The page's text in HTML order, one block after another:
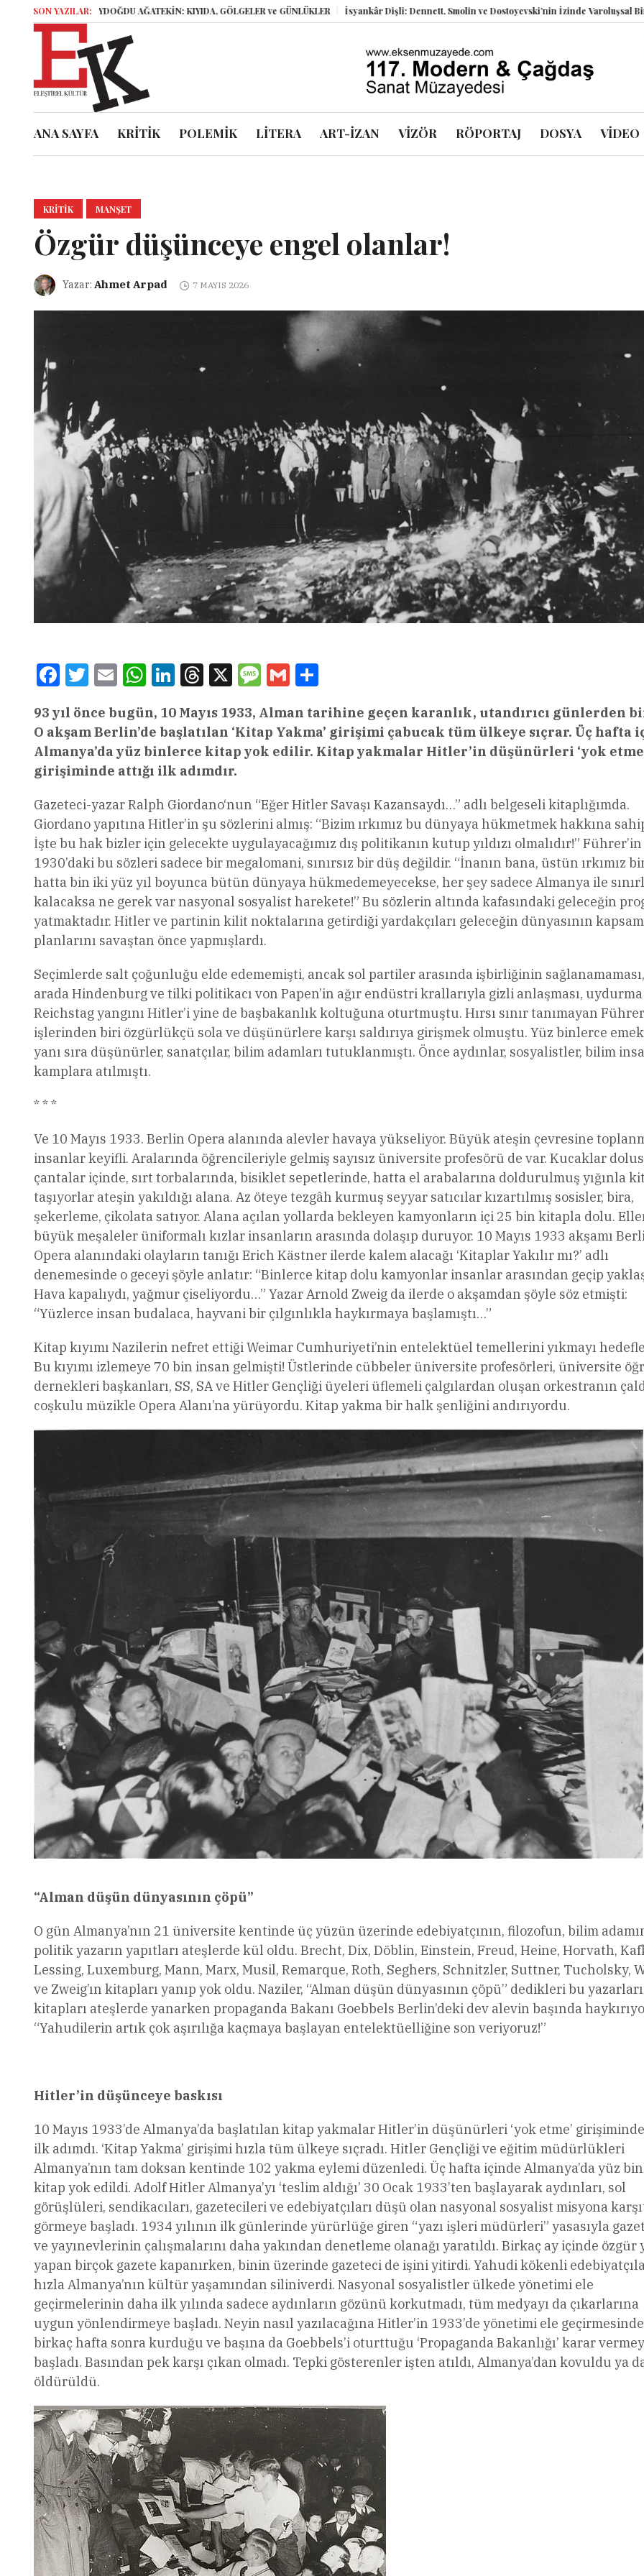
SON YAZILAR:
ELİF AYDOĞDU AĞATEKİN: KIYIDA, GÖLGELER ve GÜNLÜKLER İsyankâr Dişli: Dennett, Smolin ve Dostoyevski’nin İzinde Varoluşsal Bir Sentez
ANA SAYFA KRİTİK POLEMİK LİTERA ART-İZAN VİZÖR RÖPORTAJ DOSYA VİDEO
KRITIK MANŞET
Özgür düşünceye engel olanlar!
Yazar: Ahmet Arpad 7 MAYIS 2026
FacebookTwitterEmail WhatsAppLinkedInThreads
X Message
Gmail
93 yıl önce bugün, 10 Mayıs 1933, Alman tarihine geçen karanlık, utandırıcı günlerden
O akşam Berlin’de başlatılan ‘Kitap Yakma’ girişimi çabucak tüm ülkeye sıçrar. Üç hafta
Almanya’da yüz binlerce kitap yok edilir. Kitap yakmalar Hitler’in düşünürleri ‘yok
girişiminde attığı ilk adımdır.
Gazeteci-yazar Ralph Giordano‘nun “Eğer Hitler Savaşı Kazansaydı…” adlı belgeseli kitaplığımda.
Giordano yapıtına Hitler’in şu sözlerini almış: “Bizim ırkımız bu dünyaya hükmetmek hakkına
İşte bu hak bizler için gelecekte uygulayacağımız dış politikanın kutup yıldızı olmalıdır!” Führer’in
1930’daki bu sözleri sadece bir megalomani, sınırsız bir düş değildir. “İnanın bana, üstün ırkımız
hatta bin iki yüz yıl boyunca bütün dünyaya hükmedemeyecekse, her şey sadece Almanya ile
kalacaksa ne gerek var nasyonal sosyalist harekete!” Bu sözlerin altında kafasındaki geleceğin
yatmaktadır. Hitler ve partinin kilit noktalarına getirdiği yardakçıları geleceğin dünyasının
planlarını savaştan önce yapmışlardı.
Seçimlerde salt çoğunluğu elde edememişti, ancak sol partiler arasında işbirliğinin
arada Hindenburg ve tilki politikacı von Papen’in ağır endüstri krallarıyla gizli anlaşması, uydurma
Reichstag yangını Hitler’i yine de başbakanlık koltuğuna oturtmuştu. Hırsı sınır tanımayan
işlerinden biri özgürlükçü sola ve düşünürlere karşı saldırıya girişmek olmuştu. Yüz binlerce
yanı sıra düşünürler, sanatçılar, bilim adamları tutuklanmıştı. Önce aydınlar, sosyalistler, bilim
kamplara atılmıştı.
* * *
Ve 10 Mayıs 1933. Berlin Opera alanında alevler havaya yükseliyor. Büyük ateşin çevresine
insanlar keyifli. Aralarında öğrencileriyle gelmiş sayısız üniversite profesörü de var. Kucaklar
çantalar içinde, sırt torbalarında, bisiklet sepetlerinde, hatta el arabalarına doldurulmuş yığınla
taşıyorlar ateşin yakıldığı alana. Az öteye tezgâh kurmuş seyyar satıcılar kızartılmış sosisler, bira,
şekerleme, çikolata satıyor. Alana açılan yollarda bekleyen kamyonların içi 25 bin kitapla dolu.
büyük meşaleler üniformalı kızlar insanların arasında dolaşıp duruyor. 10 Mayıs 1933 akşamı
Opera alanındaki olayların tanığı Erich Kästner ilerde kalem alacağı ‘Kitaplar Yakılır mı?’ adlı
denemesinde o geceyi şöyle anlatır: “Binlerce kitap dolu kamyonlar insanlar arasından geçip
Hava kapalıydı, yağmur çiseliyordu…” Yazar Arnold Zweig da ilerde o akşamdan şöyle söz etmişti:
“Yüzlerce insan budalaca, hayvani bir çılgınlıkla haykırmaya başlamıştı…”
Kitap kıyımı Nazilerin nefret ettiği Weimar Cumhuriyeti’nin entelektüel temellerini yıkmayı
Bu kıyımı izlemeye 70 bin insan gelmişti! Üstlerinde cübbeler üniversite profesörleri, üniversite
dernekleri başkanları, SS, SA ve Hitler Gençliği üyeleri üflemeli çalgılardan oluşan orkestranın
coşkulu müzikle Opera Alanı’na yürüyordu. Kitap yakma bir halk şenliğini andırıyordu.
“Alman düşün dünyasının çöpü”
O gün Almanya’nın 21 üniversite kentinde üç yüzün üzerinde edebiyatçının, filozofun, bilim
politik yazarın yapıtları ateşlerde kül oldu. Brecht, Dix, Döblin, Einstein, Freud, Heine, Horvath,
Lessing, Luxemburg, Mann, Marx, Musil, Remarque, Roth, Seghers, Schnitzler, Suttner, Tucholsky,
ve Zweig’ın kitapları yanıp yok oldu. Naziler, “Alman düşün dünyasının çöpü” dedikleri bu
kitapları ateşlerde yanarken propaganda Bakanı Goebbels Berlin’deki dev alevin başında
“Yahudilerin artık çok aşırılığa kaçmaya başlayan entelektüelliğine son veriyoruz!”
Hitler’in düşünceye baskısı
10 Mayıs 1933’de Almanya’da başlatılan kitap yakmalar Hitler’in düşünürleri ‘yok etme’ girişiminde
ilk adımdı. ‘Kitap Yakma’ girişimi hızla tüm ülkeye sıçradı. Hitler Gençliği ve eğitim müdürlükleri
Almanya’nın tam doksan kentinde 102 yakma eylemi düzenledi. Üç hafta içinde Almanya’da yüz
kitap yok edildi. Adolf Hitler Almanya’yı ‘teslim aldığı’ 30 Ocak 1933’ten başlayarak aydınları, sol
görüşlüleri, sendikacıları, gazetecileri ve edebiyatçıları düşü olan nasyonal sosyalist misyona
görmeye başladı. 1934 yılının ilk günlerinde yürürlüğe giren “yazı işleri müdürleri” yasasıyla
ve yayınevlerinin çalışmalarını daha yakından denetleme olanağı yaratıldı. Birkaç ay içinde özgür
yapan birçok gazete kapanırken, binin üzerinde gazeteci de işini yitirdi. Yahudi kökenli
hızla Almanya’nın kültür yaşamından siliniverdi. Nasyonal sosyalistler ülkede yönetimi ele
geçirmelerinin daha ilk yılında sadece aydınların gözünü korkutmadı, tüm medyayı da çıkarlarına
uygun yönlendirmeye başladı. Neyin nasıl yazılacağına Hitler’in 1933’de yönetimi ele
birkaç hafta sonra kurduğu ve başına da Goebbels’i oturttuğu ‘Propaganda Bakanlığı’ karar
başladı. Basından pek karşı çıkan olmadı. Tepki gösterenler işten atıldı, Almanya’dan kovuldu ya
öldürüldü.